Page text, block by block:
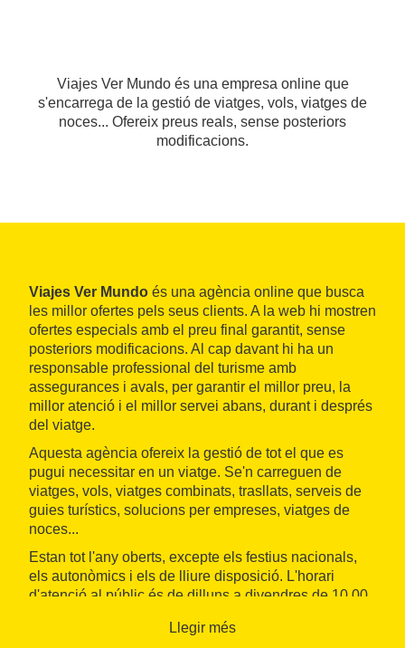
Viajes Ver Mundo és una empresa online que
s'encarrega de la gestió de viatges, vols, viatges de
noces... Ofereix preus reals, sense posteriors
modificacions.
Viajes Ver Mundo és una agència online que busca
les millor ofertes pels seus clients. A la web hi mostren
ofertes especials amb el preu final garantit, sense
posteriors modificacions. Al cap davant hi ha un
responsable professional del turisme amb
assegurances i avals, per garantir el millor preu, la
millor atenció i el millor servei abans, durant i després
del viatge.
Aquesta agència ofereix la gestió de tot el que es
pugui necessitar en un viatge. Se'n carreguen de
viatges, vols, viatges combinats, trasllats, serveis de
guies turístics, solucions per empreses, viatges de
noces...
Estan tot l'any oberts, excepte els festius nacionals,
els autonòmics i els de lliure disposició. L'horari
d'atenció al públic és de dilluns a divendres de 10.00
Llegir més